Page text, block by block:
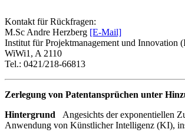
Kontakt für Rückfragen:
M.Sc Andre Herzberg [E-Mail]
Institut für Projektmanagement und Innovation
WiWi1, A 2110
Tel.: 0421/218-66813
Zerlegung von Patentansprüchen unter
Hintergrund Angesichts der exponentiellen
Anwendung von Künstlicher Intelligenz (KI),